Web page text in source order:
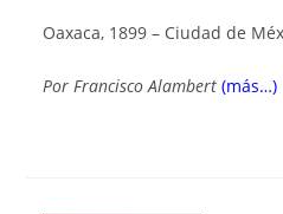
Oaxaca, 1899 – Ciudad de
Por Francisco Alambert (más…)